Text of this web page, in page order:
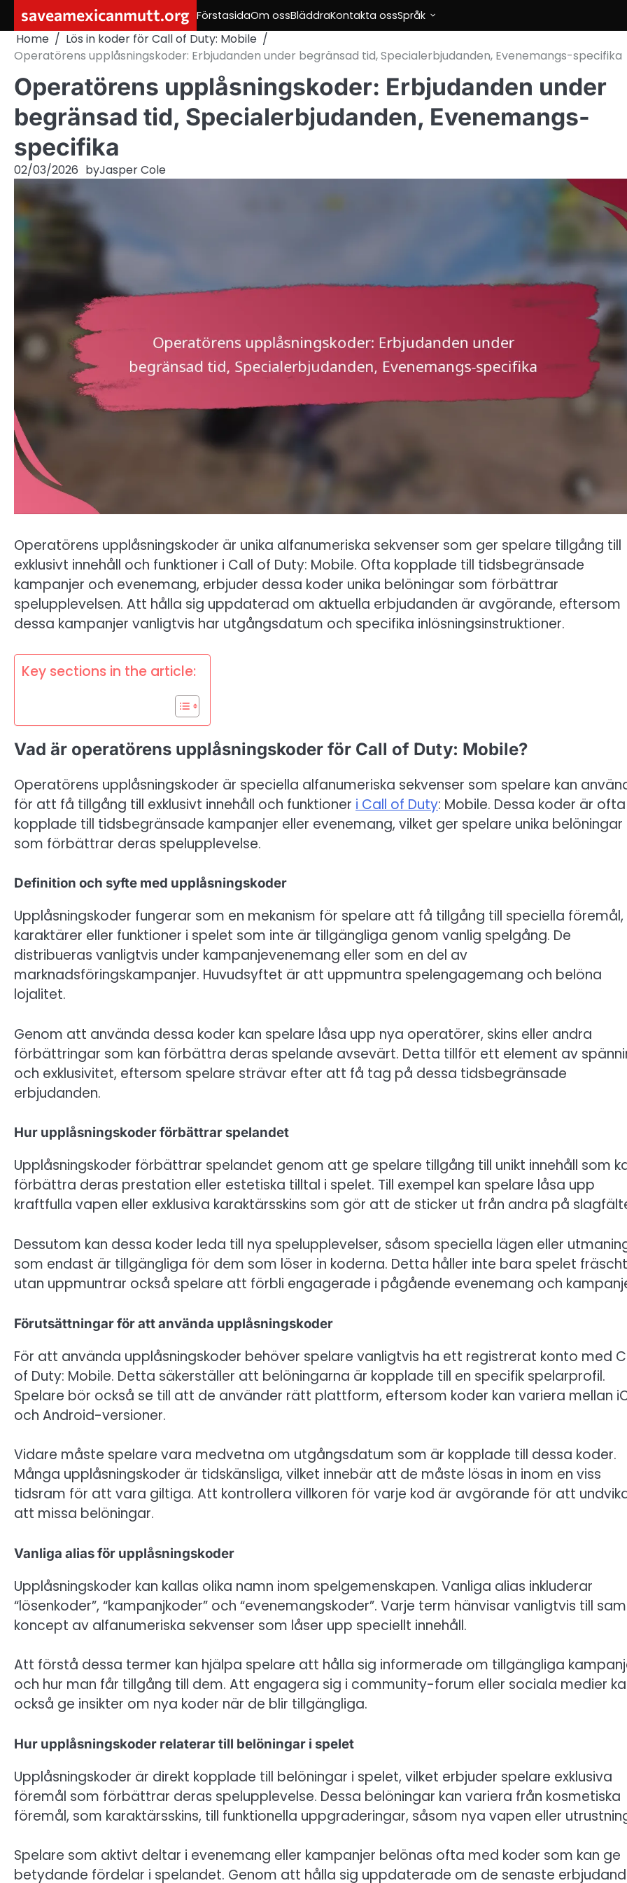
content
saveamexicanmutt.org FörstasidaOm ossBläddraKontakta ossSpråk
Home
Lös in koder för Call of Duty: Mobile
Operatörens upplåsningskoder: Erbjudanden under begränsad tid, Specialerbjudanden, Evenemangs-specifika
Operatörens upplåsningskoder: Erbjudanden under
begränsad tid, Specialerbjudanden, Evenemangs-
specifika
02/03/2026 byJasper Cole
Operatörens upplåsningskoder är unika alfanumeriska sekvenser som ger spelare tillgång till
exklusivt innehåll och funktioner i Call of Duty: Mobile. Ofta kopplade till tidsbegränsade
kampanjer och evenemang, erbjuder dessa koder unika belöningar som förbättrar
spelupplevelsen. Att hålla sig uppdaterad om aktuella erbjudanden är avgörande, eftersom
dessa kampanjer vanligtvis har utgångsdatum och specifika inlösningsinstruktioner.
Key sections in the article:
Vad är operatörens upplåsningskoder för Call of Duty: Mobile?
Operatörens upplåsningskoder är speciella alfanumeriska sekvenser som spelare kan
för att få tillgång till exklusivt innehåll och funktioner i Call of Duty: Mobile. Dessa koder är ofta
kopplade till tidsbegränsade kampanjer eller evenemang, vilket ger spelare unika belöningar
som förbättrar deras spelupplevelse.
Definition och syfte med upplåsningskoder
Upplåsningskoder fungerar som en mekanism för spelare att få tillgång till speciella föremål,
karaktärer eller funktioner i spelet som inte är tillgängliga genom vanlig spelgång. De
distribueras vanligtvis under kampanjevenemang eller som en del av
marknadsföringskampanjer. Huvudsyftet är att uppmuntra spelengagemang och belöna
lojalitet.
Genom att använda dessa koder kan spelare låsa upp nya operatörer, skins eller andra
förbättringar som kan förbättra deras spelande avsevärt. Detta tillför ett element av
och exklusivitet, eftersom spelare strävar efter att få tag på dessa tidsbegränsade
erbjudanden.
Hur upplåsningskoder förbättrar spelandet
Upplåsningskoder förbättrar spelandet genom att ge spelare tillgång till unikt innehåll som
förbättra deras prestation eller estetiska tilltal i spelet. Till exempel kan spelare låsa upp
kraftfulla vapen eller exklusiva karaktärsskins som gör att de sticker ut från andra på
Dessutom kan dessa koder leda till nya spelupplevelser, såsom speciella lägen eller
som endast är tillgängliga för dem som löser in koderna. Detta håller inte bara spelet fräscht
utan uppmuntrar också spelare att förbli engagerade i pågående evenemang och
Förutsättningar för att använda upplåsningskoder
För att använda upplåsningskoder behöver spelare vanligtvis ha ett registrerat konto med
of Duty: Mobile. Detta säkerställer att belöningarna är kopplade till en specifik spelarprofil.
Spelare bör också se till att de använder rätt plattform, eftersom koder kan variera mellan
och Android-versioner.
Vidare måste spelare vara medvetna om utgångsdatum som är kopplade till dessa koder.
Många upplåsningskoder är tidskänsliga, vilket innebär att de måste lösas in inom en viss
tidsram för att vara giltiga. Att kontrollera villkoren för varje kod är avgörande för att
att missa belöningar.
Vanliga alias för upplåsningskoder
Upplåsningskoder kan kallas olika namn inom spelgemenskapen. Vanliga alias inkluderar
“lösenkoder”, “kampanjkoder” och “evenemangskoder”. Varje term hänvisar vanligtvis till
koncept av alfanumeriska sekvenser som låser upp speciellt innehåll.
Att förstå dessa termer kan hjälpa spelare att hålla sig informerade om tillgängliga
och hur man får tillgång till dem. Att engagera sig i community-forum eller sociala medier
också ge insikter om nya koder när de blir tillgängliga.
Hur upplåsningskoder relaterar till belöningar i spelet
Upplåsningskoder är direkt kopplade till belöningar i spelet, vilket erbjuder spelare exklusiva
föremål som förbättrar deras spelupplevelse. Dessa belöningar kan variera från kosmetiska
föremål, som karaktärsskins, till funktionella uppgraderingar, såsom nya vapen eller
Spelare som aktivt deltar i evenemang eller kampanjer belönas ofta med koder som kan ge
betydande fördelar i spelandet. Genom att hålla sig uppdaterade om de senaste